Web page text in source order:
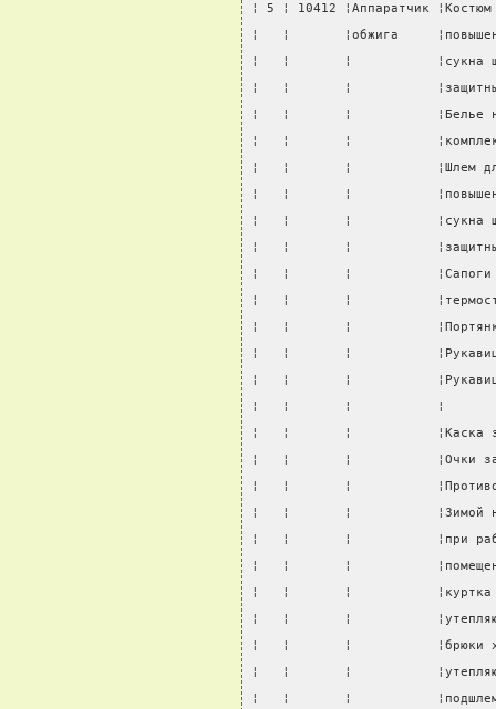
¦ 5 ¦ 10412 ¦Аппаратчик
¦   ¦       ¦обжига
¦   ¦       ¦           ¦сукна
¦   ¦       ¦
¦   ¦       ¦           ¦Белье
¦   ¦       ¦
¦   ¦       ¦           ¦Шлем
¦   ¦       ¦
¦   ¦       ¦           ¦сукна
¦   ¦       ¦
¦   ¦       ¦           ¦Сапоги
¦   ¦       ¦
¦   ¦       ¦
¦   ¦       ¦           ¦Рукавицы
¦   ¦       ¦           ¦Рукавицы
¦   ¦       ¦           ¦
¦   ¦       ¦           ¦Каска
¦   ¦       ¦           ¦Очки
¦   ¦       ¦
¦   ¦       ¦           ¦Зимой
¦   ¦       ¦           ¦при
¦   ¦       ¦
¦   ¦       ¦           ¦куртка
¦   ¦       ¦
¦   ¦       ¦           ¦брюки
¦   ¦       ¦
¦   ¦       ¦